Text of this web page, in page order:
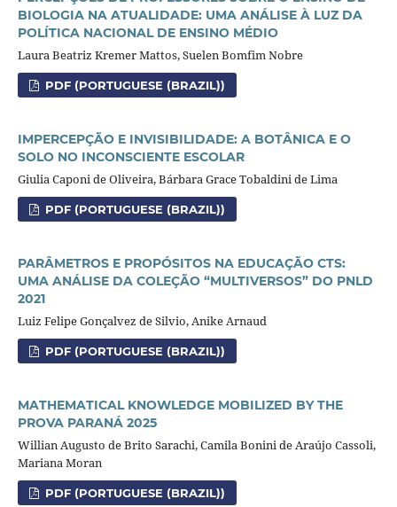
BIOLOGIA NA ATUALIDADE: UMA ANÁLISE À LUZ DA
POLÍTICA NACIONAL DE ENSINO MÉDIO
Laura Beatriz Kremer Mattos, Suelen Bomfim Nobre
PDF (PORTUGUESE (BRAZIL))
IMPERCEPÇÃO E INVISIBILIDADE: A BOTÂNICA E O
SOLO NO INCONSCIENTE ESCOLAR
Giulia Caponi de Oliveira, Bárbara Grace Tobaldini de Lima
PDF (PORTUGUESE (BRAZIL))
PARÂMETROS E PROPÓSITOS NA EDUCAÇÃO CTS:
UMA ANÁLISE DA COLEÇÃO “MULTIVERSOS” DO PNLD
2021
Luiz Felipe Gonçalvez de Silvio, Anike Arnaud
PDF (PORTUGUESE (BRAZIL))
MATHEMATICAL KNOWLEDGE MOBILIZED BY THE
PROVA PARANÁ 2025
Willian Augusto de Brito Sarachi, Camila Bonini de Araújo Cassoli,
Mariana Moran
PDF (PORTUGUESE (BRAZIL))